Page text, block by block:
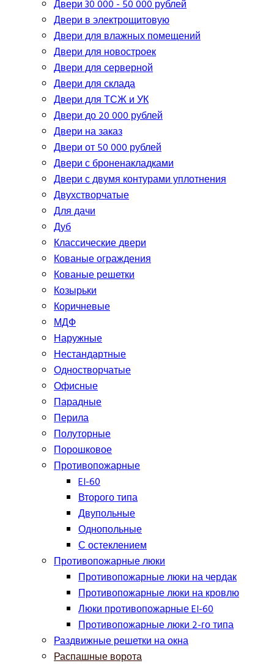
Двери 30 000 - 50 000 рублей
Двери в электрощитовую
Двери для влажных помещений
Двери для новостроек
Двери для серверной
Двери для склада
Двери для ТСЖ и УК
Двери до 20 000 рублей
Двери на заказ
Двери от 50 000 рублей
Двери с броненакладками
Двери с двумя контурами уплотнения
Двухстворчатые
Для дачи
Дуб
Классические двери
Кованые ограждения
Кованые решетки
Козырьки
Коричневые
МДФ
Наружные
Нестандартные
Одностворчатые
Офисные
Парадные
Перила
Полуторные
Порошковое
Противопожарные
EI-60
Второго типа
Двупольные
Однопольные
С остеклением
Противопожарные люки
Противопожарные люки на чердак
Противопожарные люки на кровлю
Люки противопожарные EI-60
Противопожарные люки 2-го типа
Раздвижные решетки на окна
Распашные ворота